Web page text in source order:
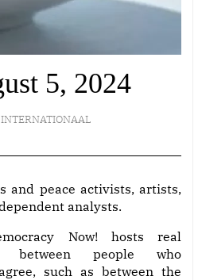
5, 2024
INTERNATIONAAL
and peace activists, artists,
analysts.
Now! hosts real
between people who
such as between the